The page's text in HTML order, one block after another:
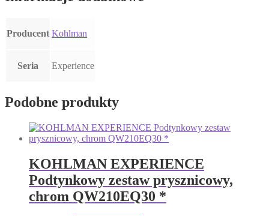
Producent Kohlman
Seria Experience
Podobne produkty
KOHLMAN EXPERIENCE
Podtynkowy zestaw prysznicowy,
chrom QW210EQ30 *